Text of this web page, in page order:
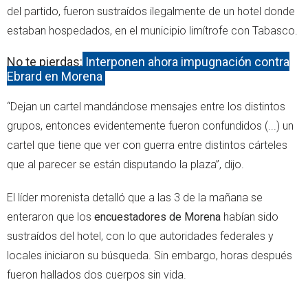
del partido, fueron sustraídos ilegalmente de un hotel donde
estaban hospedados, en el municipio limítrofe con Tabasco.
No te pierdas: Interponen ahora impugnación contra
Ebrard en Morena
“Dejan un cartel mandándose mensajes entre los distintos
grupos, entonces evidentemente fueron confundidos (...) un
cartel que tiene que ver con guerra entre distintos cárteles
que al parecer se están disputando la plaza”, dijo.
El líder morenista detalló que a las 3 de la mañana se
enteraron que los encuestadores de Morena habían sido
sustraídos del hotel, con lo que autoridades federales y
locales iniciaron su búsqueda. Sin embargo, horas después
fueron hallados dos cuerpos sin vida.